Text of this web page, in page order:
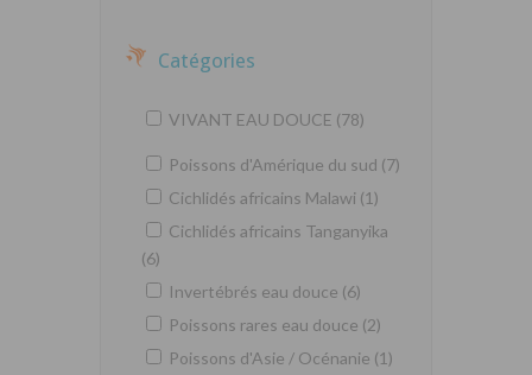
Catégories
VIVANT EAU DOUCE (78)
Poissons d'Amérique du sud (7)
Cichlidés africains Malawi (1)
Cichlidés africains Tanganyika
(6)
Invertébrés eau douce (6)
Poissons rares eau douce (2)
Poissons d'Asie / Océnanie (1)